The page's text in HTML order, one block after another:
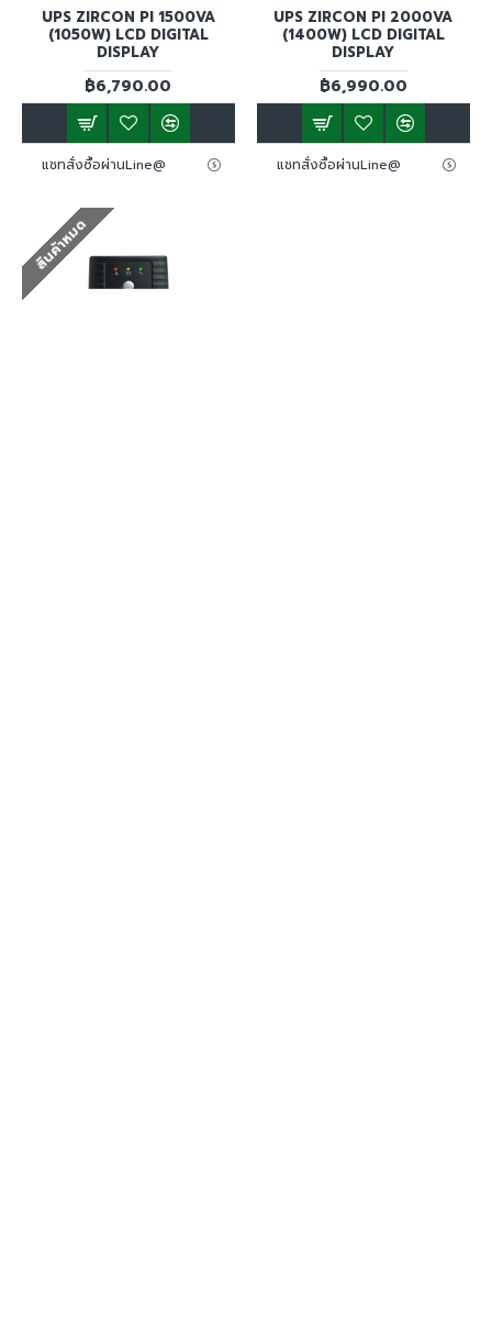
UPS ZIRCON PI 1500VA
(1050W) LCD DIGITAL
DISPLAY
฿6,790.00
แชทสั่งซื้อผ่านLine@
UPS ZIRCON PI 2000VA
(1400W) LCD DIGITAL
DISPLAY
฿6,990.00
แชทสั่งซื้อผ่านLine@
สินค้าหมด